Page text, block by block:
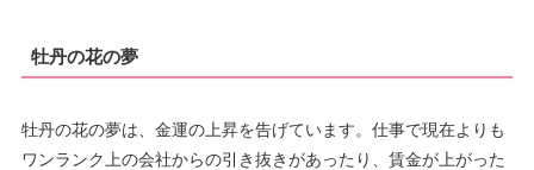
牡丹の花の夢
牡丹の花の夢は、金運の上昇を告げています。仕事で現在よりも
ワンランク上の会社からの引き抜きがあったり、賃金が上がった